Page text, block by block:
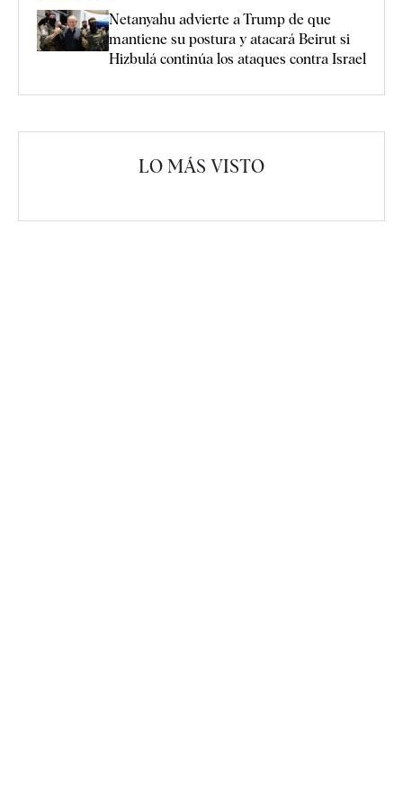
Netanyahu advierte a Trump de que
mantiene su postura y atacará Beirut si
Hizbulá continúa los ataques contra Israel
LO MÁS VISTO